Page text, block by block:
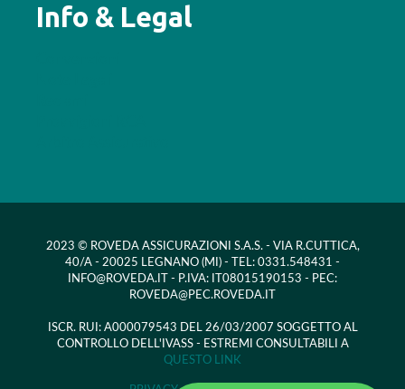
Info & Legal
2023 © ROVEDA ASSICURAZIONI S.A.S. - VIA R.CUTTICA,
40/A - 20025 LEGNANO (MI) - TEL: 0331.548431 -
INFO@ROVEDA.IT - P.IVA: IT08015190153 - PEC:
ROVEDA@PEC.ROVEDA.IT
ISCR. RUI: A000079543 DEL 26/03/2007 SOGGETTO AL
CONTROLLO DELL'IVASS - ESTREMI CONSULTABILI A
QUESTO LINK